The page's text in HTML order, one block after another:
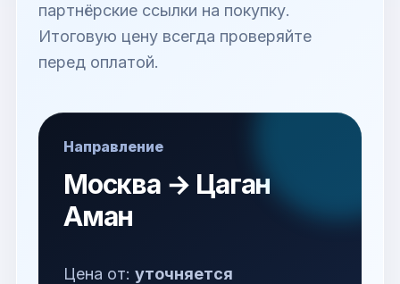
партнёрские ссылки на покупку.
Итоговую цену всегда проверяйте
перед оплатой.
Направление
Москва → Цаган
Аман
Цена от: уточняется